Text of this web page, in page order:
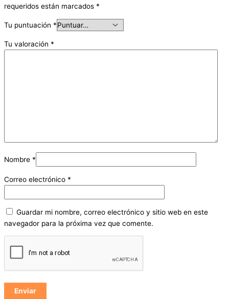
requeridos están marcados *
Tu puntuación *
Tu valoración *
Nombre *
Correo electrónico *
Guardar mi nombre, correo electrónico y sitio web en este
navegador para la próxima vez que comente.